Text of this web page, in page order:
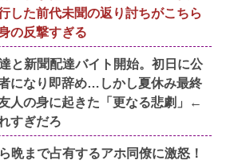
した前代未聞の返り討ちがこちら
の反撃すぎる
と新聞配達バイト開始。初日に公
になり即辞め…しかし夏休み最終
人の身に起きた「更なる悲劇」←
すぎだろ
晩まで占有するアホ同僚に激怒！